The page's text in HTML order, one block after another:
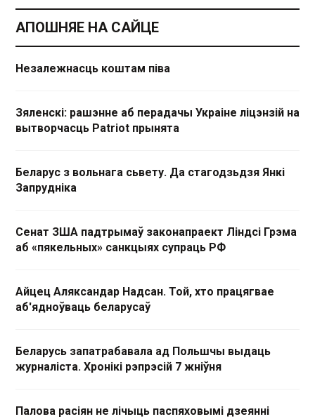
АПОШНЯЕ НА САЙЦЕ
Незалежнасць коштам піва
Зяленскі: рашэнне аб перадачы Украіне ліцэнзій на
вытворчасць Patriot прынята
Беларус з вольнага сьвету. Да стагодзьдзя Янкі
Запрудніка
Сенат ЗША падтрымаў законапраект Ліндсі Грэма
аб «пякельных» санкцыях супраць РФ
Айцец Аляксандар Надсан. Той, хто працягвае
аб'ядноўваць беларусаў
Беларусь запатрабавала ад Польшчы выдаць
журналіста. Хронікі рэпрэсій 7 жніўня
Палова расіян не лічыць паспяховымі дзеянні